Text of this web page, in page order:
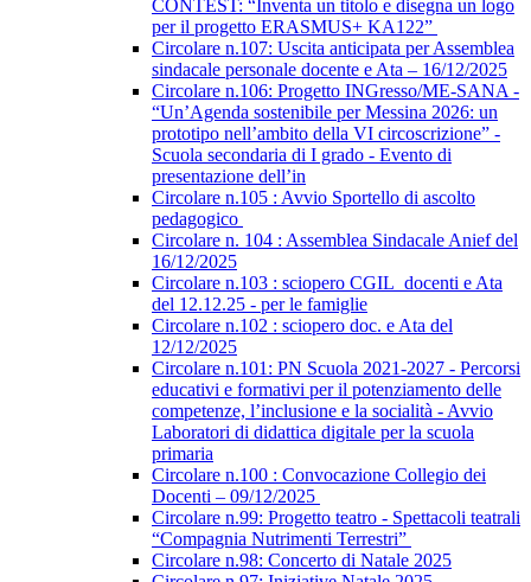
CONTEST: “Inventa un titolo e disegna un logo
per il progetto ERASMUS+ KA122”
Circolare n.107: Uscita anticipata per Assemblea
sindacale personale docente e Ata – 16/12/2025
Circolare n.106: Progetto INGresso/ME-SANA -
“Un’Agenda sostenibile per Messina 2026: un
prototipo nell’ambito della VI circoscrizione” -
Scuola secondaria di I grado - Evento di
presentazione dell’in
Circolare n.105 : Avvio Sportello di ascolto
pedagogico
Circolare n. 104 : Assemblea Sindacale Anief del
16/12/2025
Circolare n.103 : sciopero CGIL_docenti e Ata
del 12.12.25 - per le famiglie
Circolare n.102 : sciopero doc. e Ata del
12/12/2025
Circolare n.101: PN Scuola 2021-2027 - Percorsi
educativi e formativi per il potenziamento delle
competenze, l’inclusione e la socialità - Avvio
Laboratori di didattica digitale per la scuola
primaria
Circolare n.100 : Convocazione Collegio dei
Docenti – 09/12/2025
Circolare n.99: Progetto teatro - Spettacoli teatrali
“Compagnia Nutrimenti Terrestri”
Circolare n.98: Concerto di Natale 2025